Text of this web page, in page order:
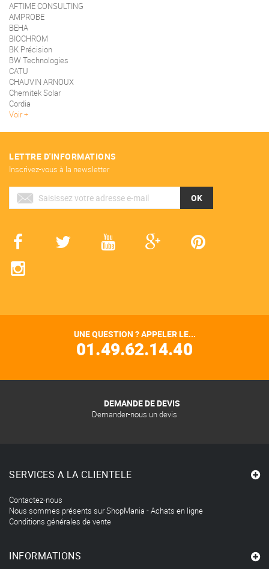
AFTIME CONSULTING
AMPROBE
BEHA
BIOCHROM
BK Précision
BW Technologies
CATU
CHAUVIN ARNOUX
Chemitek Solar
Cordia
Voir
LETTRE D'INFORMATIONS
Inscrivez-vous à la newsletter
OK
UNE QUESTION ? APPELER LE...
01.49.62.14.40
DEMANDE DE DEVIS
Demander-nous un devis
SERVICES A LA CLIENTELE
Contactez-nous
Nous sommes présents sur ShopMania - Achats en ligne
Conditions générales de vente
INFORMATIONS